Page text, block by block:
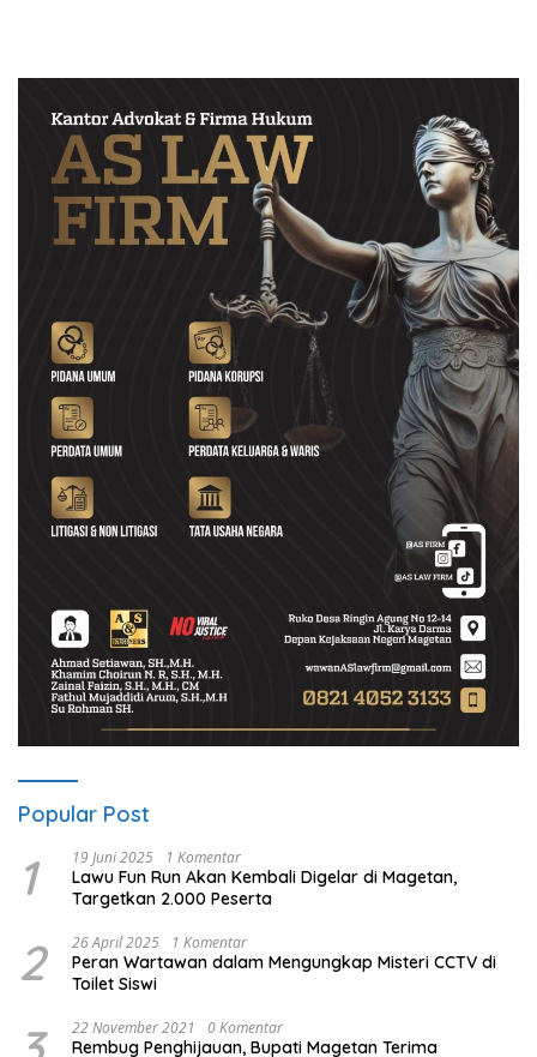
Popular Post
1 19 Juni 2025 1 Komentar
Lawu Fun Run Akan Kembali Digelar di Magetan,
Targetkan 2.000 Peserta
2 26 April 2025 1 Komentar
Peran Wartawan dalam Mengungkap Misteri CCTV di
Toilet Siswi
22 November 2021 0 Komentar
Rembug Penghijauan, Bupati Magetan Terima